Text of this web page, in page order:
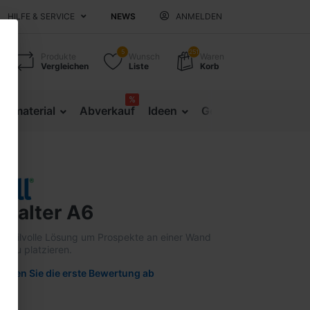
HILFE & SERVICE NEWS ANMELDEN
Produkte
Vergleichen
5
Wunsch
Liste
251
Waren
Korb
Abverkauf
%
Ideen
A6
stilvolle Lösung um Prospekte an einer Wand
zu platzieren.
Geben Sie die erste Bewertung ab